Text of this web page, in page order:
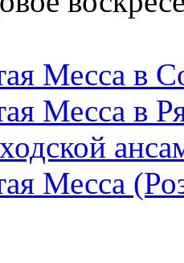
Месса в
Месса в
Месса